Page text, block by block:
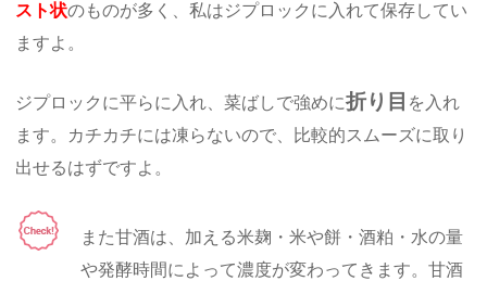
スト状のものが多く、私はジプロックに入れて保存してい
ますよ。
ジプロックに平らに入れ、菜ばしで強めに折り目 を入れ
ます。カチカチには凍らないので、比較的スムーズに取り
出せるはずですよ。
また甘酒は、加える米麹・米や餅・酒粕・水の量
や発酵時間によって濃度が変わってきます。甘酒